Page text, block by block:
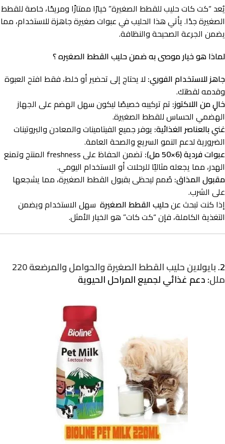
يُعد “كت كات حليب للقطط الصغيرة” خيارًا ممتازًا ومريحًا، خاصة للقطط
الصغيرة جدًا. يأتي هذا الحليب في عبوات صغيرة جاهزة للاستخدام، مما
يضمن الجرعة الصحيحة والنظافة.
لماذا هو خيار موصى به ضمن حليب القططالصغيره؟
جاهز للاستخدام الفوري: لا يحتاج إلى تحضير أو خلط، فقط افتح العبوة
وقدمه لقطتك.
خالٍ من اللاكتوز: تم تركيبه خصيصًا ليكون سهل الهضم على الجهاز
الهضمي الحساس للقطط الصغيرة.
غني بالعناصر الغذائية: يوفر جميع الفيتامينات والمعادن والبروتينات
الضرورية لدعم النمو السريع والصحة العامة.
عبوات فردية (6×50 مل):
تضمن الحفاظ على freshness المنتج وتمنع
الهدر، مما يجعله مثاليًا للرحلات أو الاستخدام اليومي.
مقبول المذاق: صُمم ليحظى بقبول القطط الصغيرة، مما يشجعها
على الشرب.
إذا كنت تبحث عنحليب القطط الصغيرة سهل الاستخدام ويضمن
التغذية الكاملة، فإن “كت كات” هو الخيار الأمثل.
2. بايولاين حليب القطط الصغيرة والحوامل والمرضعة 220
ملل: دعم غذائي لجميع المراحل الحيوية